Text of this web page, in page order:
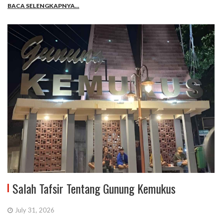
BACA SELENGKAPNYA...
Salah Tafsir Tentang Gunung Kemukus
July 31, 2026